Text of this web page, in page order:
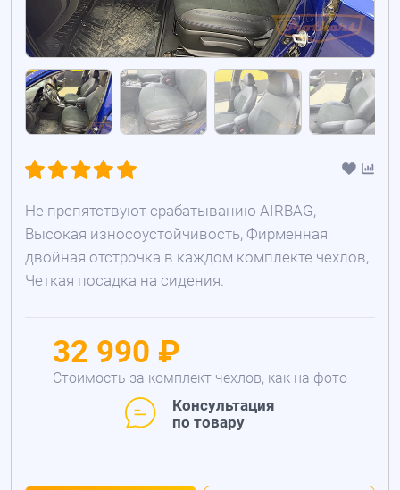
Не препятствуют срабатыванию AIRBAG,
Высокая износоустойчивость, Фирменная
двойная отстрочка в каждом комплекте чехлов,
Четкая посадка на сидения.
32 990 ₽
Стоимость за комплект чехлов, как на фото
Консультация
по товару